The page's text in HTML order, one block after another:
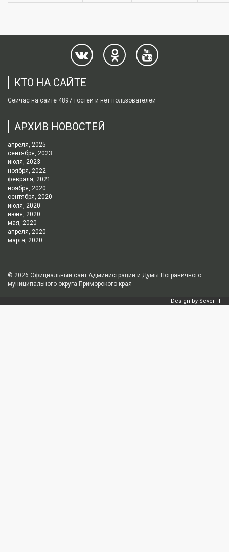
КТО НА САЙТЕ
Сейчас на сайте 4897 гостей и нет пользователей
АРХИВ НОВОСТЕЙ
апреля, 2025
сентября, 2023
июля, 2023
ноября, 2022
февраля, 2021
ноября, 2020
сентября, 2020
июля, 2020
июня, 2020
мая, 2020
апреля, 2020
марта, 2020
© 2026 Официальный сайт Администрации и Думы Пограничного
муниципального округа Приморского края
Design by Sever-IT